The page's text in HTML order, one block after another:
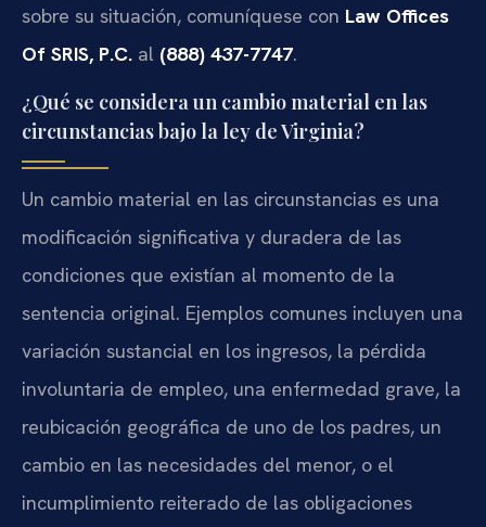
sobre su situación, comuníquese con Law Offices
Of SRIS, P.C. al (888) 437-7747.
¿Qué se considera un cambio material en las
circunstancias bajo la ley de Virginia?
Un cambio material en las circunstancias es una
modificación significativa y duradera de las
condiciones que existían al momento de la
sentencia original. Ejemplos comunes incluyen una
variación sustancial en los ingresos, la pérdida
involuntaria de empleo, una enfermedad grave, la
reubicación geográfica de uno de los padres, un
cambio en las necesidades del menor, o el
incumplimiento reiterado de las obligaciones